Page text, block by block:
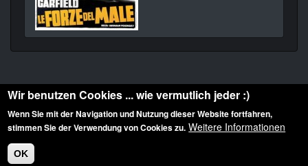
Diese Website ist urheberrechtlich geschützt: © 2010-2026 der Film Noir de. Alle
Rechte vorbehalten.
Wir benutzen Cookies ... wie vermutlich jeder :)
Wenn Sie mit der Navigation und Nutzung dieser Website fortfahren,
stimmen Sie der Verwendung von Cookies zu. Weitere Informationen
OK